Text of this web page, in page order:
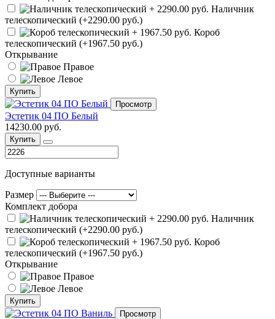
Наличник
телескопический (+2290.00 руб.)
Короб
телескопический (+1967.50 руб.)
Открывание
Правое
Левое
Купить
Просмотр
Эстетик 04 ПО Белый
14230.00 руб.
Купить
Доступные варианты
Размер
Комплект добора
Наличник
телескопический (+2290.00 руб.)
Короб
телескопический (+1967.50 руб.)
Открывание
Правое
Левое
Купить
Просмотр